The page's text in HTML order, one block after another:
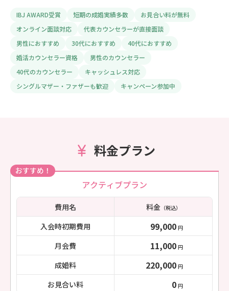
IBJ AWARD受賞 短期の成婚実績多数
お見合い料が無料
オンライン面談対応
代表カウンセラーが直接面談
男性におすすめ
30代におすすめ
40代におすすめ
婚活カウンセラー資格
男性のカウンセラー
40代のカウンセラー
キャッシュレス対応
シングルマザー・ファザーも歓迎
キャンペーン参加中
料金プラン
おすすめ！
アクティブプラン
費用名 料金（税込）
入会時初期費用 99,000 円
月会費 11,000 円
成婚料 220,000 円
お見合い料 0 円